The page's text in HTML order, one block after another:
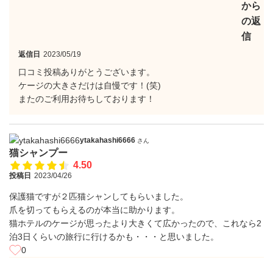
から
の返
信
返信日 2023/05/19
口コミ投稿ありがとうございます。
ケージの大きさだけは自慢です！(笑)
またのご利用お待ちしております！
ytakahashi6666 さん
猫シャンプー
4.50
投稿日 2023/04/26
保護猫ですが２匹猫シャンしてもらいました。
爪を切ってもらえるのが本当に助かります。
猫ホテルのケージが思ったより大きくて広かったので、これなら2
泊3日くらいの旅行に行けるかも・・・と思いました。
0